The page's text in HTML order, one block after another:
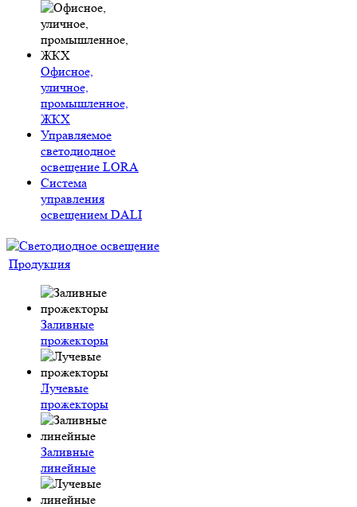
Офисное,
уличное,
промышленное,
ЖКХ
Управляемое
светодиодное
освещение LORA
Система
управления
освещением DALI
Продукция
Заливные
прожекторы
Лучевые
прожекторы
Заливные
линейные